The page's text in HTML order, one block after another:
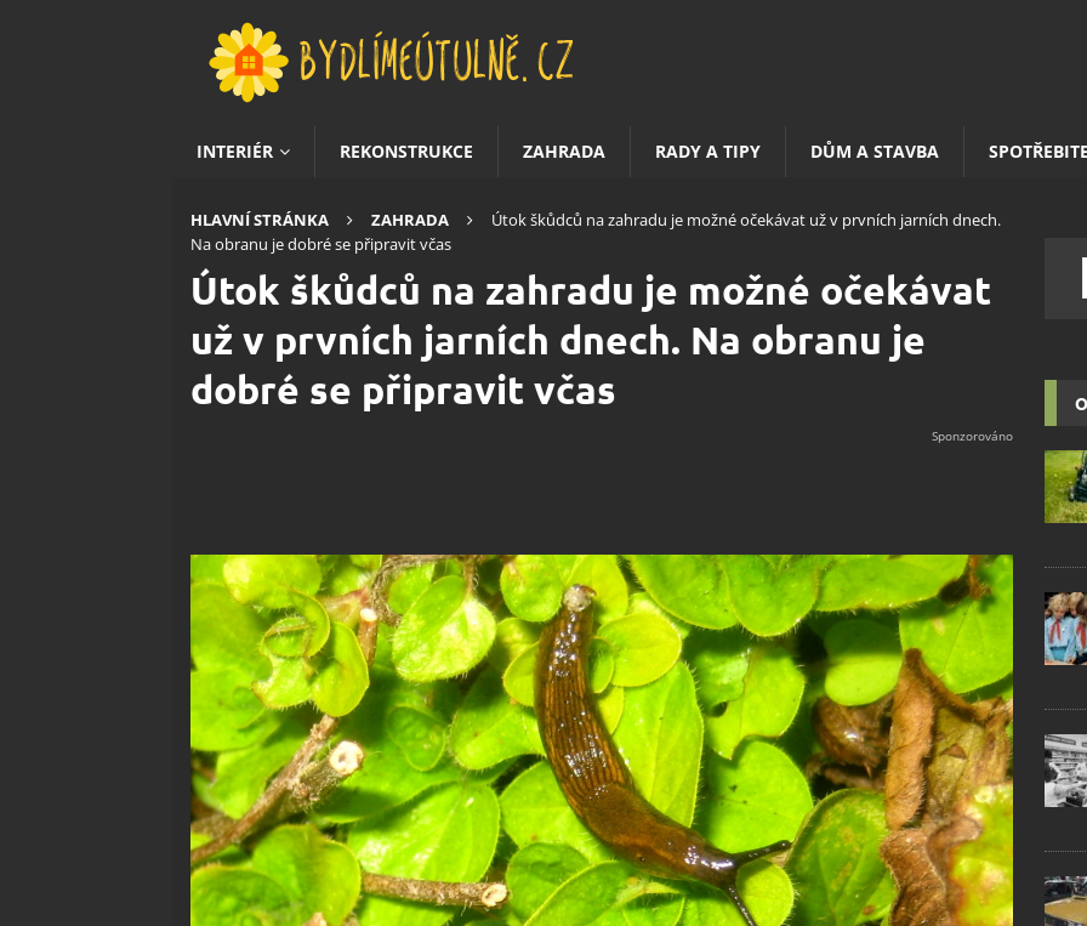
INTERIÉR REKONSTRUKCE ZAHRADA RADY A TIPY DŮM A STAVBA
HLAVNÍ STRÁNKA ZAHRADA
Útok škůdců na zahradu je možné očekávat už v prvních jarních dnech.
Na obranu je dobré se připravit včas
Útok škůdců na zahradu je možné očekávat
už v prvních jarních dnech. Na obranu je
dobré se připravit včas